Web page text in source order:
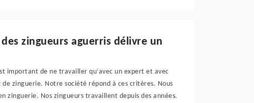
zingueurs aguerris délivre un
important de ne travailler qu’avec un expert et avec
zinguerie. Notre société répond à ces critères. Nous
zinguerie. Nos zingueurs travaillent depuis des années.